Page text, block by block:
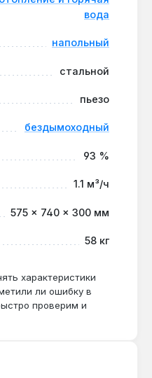
площадью
м² с
КПД 93%
работать
воде
промывка для
вода
напольный
стальной
пьезо
бездымоходный
93 %
1.1 м³/ч
575 × 740 × 300 мм
58 кг
характеристики
ли ошибку в
проверим и